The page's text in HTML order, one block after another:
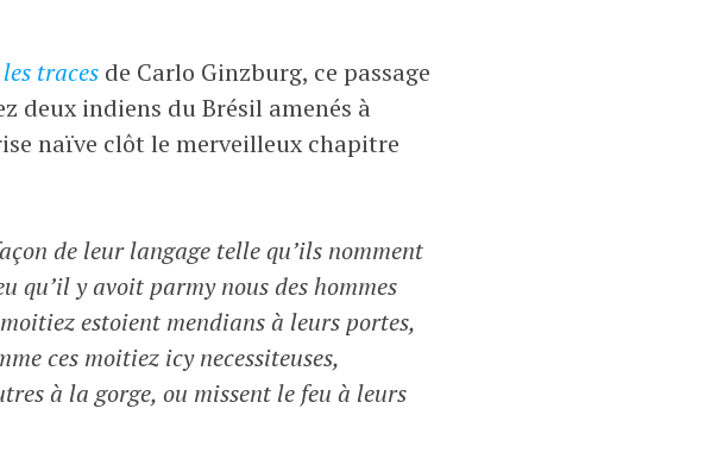
tracesde Carlo Ginzburg, ce passage
deux indiens du Brésil amenés à
naïve clôt le merveilleux chapitre
de leur langage telle qu’ils nomment
qu’il y avoit parmy nous des hommes
estoient mendians à leurs portes,
ces moitiez icy necessiteuses,
à la gorge, ou missent le feu à leurs